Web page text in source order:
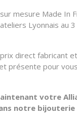
mesure Made In
Lyonnais au 3
direct fabricant
présente pour
votre
notre bijouterie